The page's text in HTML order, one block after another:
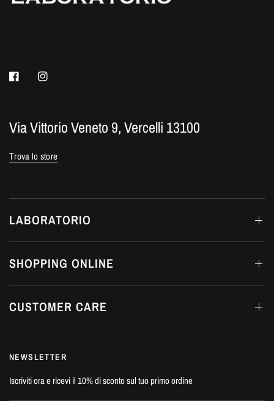
Via Vittorio Veneto 9, Vercelli 13100
Trova lo store
LABORATORIO
SHOPPING ONLINE
CUSTOMER CARE
NEWSLETTER
Iscriviti ora e ricevi il 10% di sconto sul tuo primo ordine